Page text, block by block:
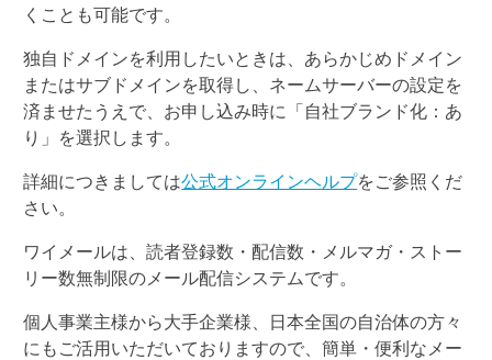
くことも可能です。
独自ドメインを利用したいときは、あらかじめドメイン
またはサブドメインを取得し、ネームサーバーの設定を
済ませたうえで、お申し込み時に「自社ブランド化：あ
り」を選択します。
詳細につきましては公式オンラインヘルプをご参照くだ
さい。
ワイメールは、読者登録数・配信数・メルマガ・ストー
リー数無制限のメール配信システムです。
個人事業主様から大手企業様、日本全国の自治体の方々
にもご活用いただいておりますので、簡単・便利なメー